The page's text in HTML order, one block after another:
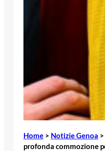
Home > Notizie Genoa >
profonda commozione